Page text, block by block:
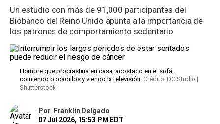
Un estudio con más de 91,000 participantes del
Biobanco del Reino Unido apunta a la importancia de
los patrones de comportamiento sedentario
Hombre que procrastina en casa, acostado en el sofá,
comiendo bocadillos y viendo la televisión. Crédito: DC Studio |
Shutterstock
Por
Franklin Delgado
07 Jul 2026, 15:53 PM EDT